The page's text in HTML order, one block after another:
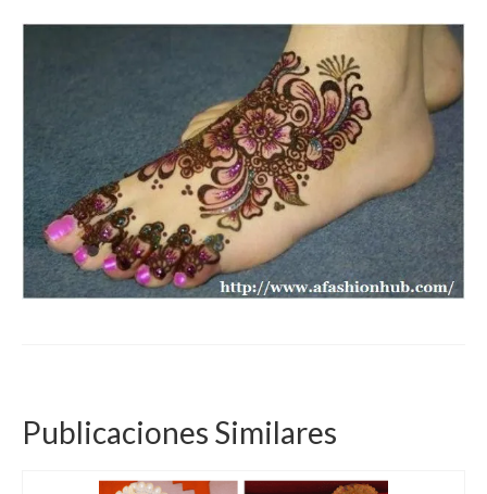
Publicaciones Similares